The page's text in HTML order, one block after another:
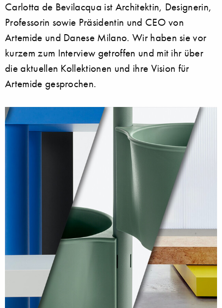
Carlotta de Bevilacqua ist Architektin, Designerin,
Professorin sowie Präsidentin und CEO von
Artemide und Danese Milano. Wir haben sie vor
kurzem zum Interview getroffen und mit ihr über
die aktuellen Kollektionen und ihre Vision für
Artemide gesprochen.